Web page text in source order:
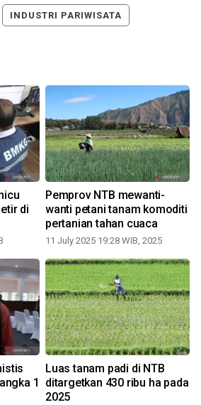
INDUSTRI PARIWISATA
di
Pemprov NTB mewanti-
wanti petani tanam komoditi
pertanian tahan cuaca
11 July 2025 19:28 WIB, 2025
1
Luas tanam padi di NTB
ditargetkan 430 ribu ha pada
2025